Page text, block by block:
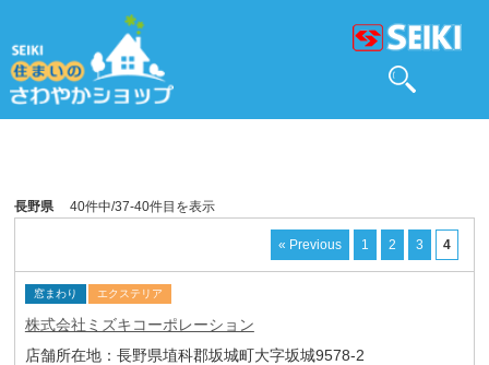
長野県40件中/37-40件目を表示
« Previous 1 2 3 4
窓まわり エクステリア
株式会社ミズキコーポレーション
店舗所在地：長野県埴科郡坂城町大字坂城9578-2